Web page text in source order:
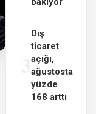
3
Dış
ticaret
açığı,
ağustosta
yüzde
168 arttı